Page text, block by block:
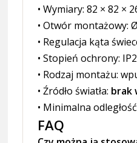
• Wymiary: 82 × 82 ×
• Otwór montażowy:
• Regulacja kąta
• Stopień ochrony:
• Rodzaj montażu:
• Źródło światła: brak
• Minimalna
FAQ